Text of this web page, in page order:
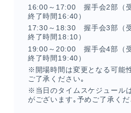
16:00～17:00 握手会2部（
終了時間16:40）
17:30～18:30 握手会3部（
終了時間18:10）
19:00～20:00 握手会4部（
終了時間19:40）
※開場時間は変更となる可能
ご了承ください｡
※当日のタイムスケジュール
がございます｡予めご了承くだ